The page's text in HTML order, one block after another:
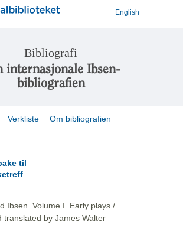
English
Bibliografi
internasjonale Ibsen-
bibliografien
Verkliste Om bibliografien
til
Ibsen. Volume I. Early plays /
translated by James Walter